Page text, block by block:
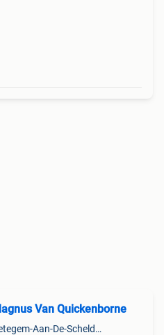
Van Quickenborne
Petegem-Aan-De-Schelde + Deel Van Oudenaarde